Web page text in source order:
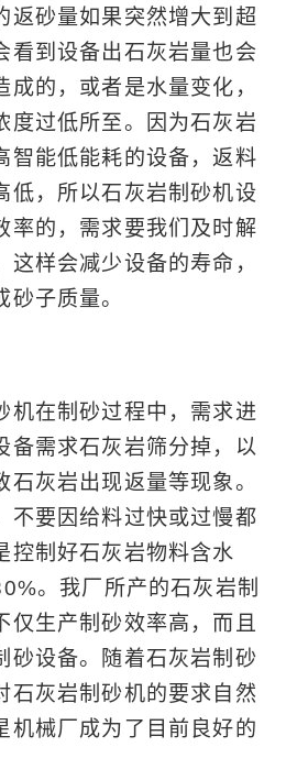
返砂量如果突然增大到超
看到设备出石灰岩量也会
的，或者是水量变化，
度过低所至。因为石灰岩
智能低能耗的设备，返料
低，所以石灰岩制砂机设
率的，需求要我们及时解
样会减少设备的寿命，
砂子质量。
机在制砂过程中，需求进
备需求石灰岩筛分掉，以
灰岩出现返量等现象。
不要因给料过快或过慢都
控制好石灰岩物料含水
。我厂所产的石灰岩制
仅生产制砂效率高，而且
砂设备。随着石灰岩制砂
石灰岩制砂机的要求自然
机械厂成为了目前良好的